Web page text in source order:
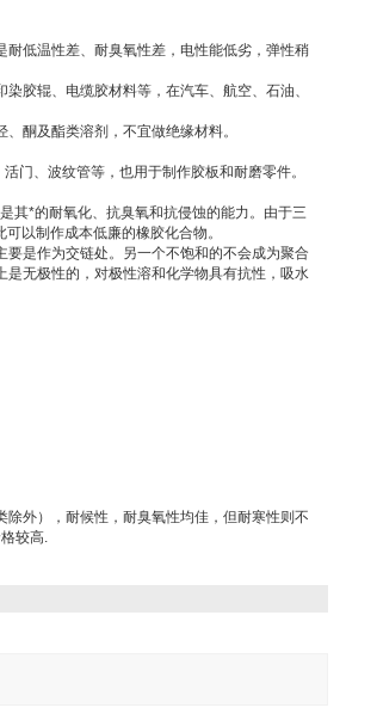
低温性差、耐臭氧性差，电性能低劣，弹性稍
胶辊、电缆胶材料等，在汽车、航空、石油、
酮及酯类溶剂，不宜做绝缘材料。
门、波纹管等，也用于制作胶板和耐磨零件。
其*的耐氧化、抗臭氧和抗侵蚀的能力。由于三
以制作成本低廉的橡胶化合物。
是作为交链处。另一个不饱和的不会成为聚合
无极性的，对极性溶和化学物具有抗性，吸水
外），耐候性，耐臭氧性均佳，但耐寒性则不
较高.